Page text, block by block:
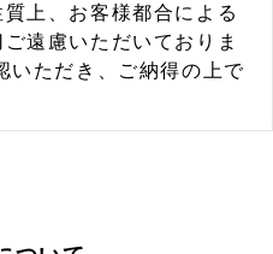
上、お客様都合による
遠慮いただいておりま
いただき、ご納得の上で